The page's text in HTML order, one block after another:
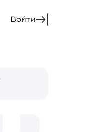
Войти